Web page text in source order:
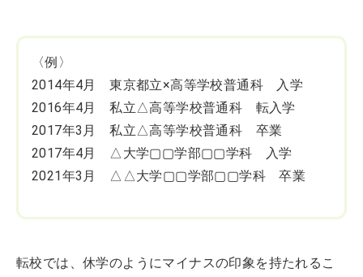
〈例〉
2014年4月 東京都立×高等学校普通科 入学
2016年4月 私立△高等学校普通科 転入学
2017年3月 私立△高等学校普通科 卒業
2017年4月 △大学▢▢学部▢▢学科 入学
2021年3月 △△大学▢▢学部▢▢学科 卒業
転校では、休学のようにマイナスの印象を持たれるこ